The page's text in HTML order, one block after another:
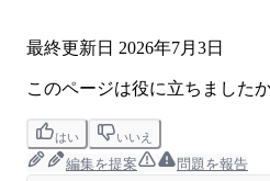
最終更新日 2026年7月3日
このページは役に立ちました
はい いいえ
編集を提案 問題を報告